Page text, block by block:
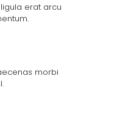
erat arcu
morbi